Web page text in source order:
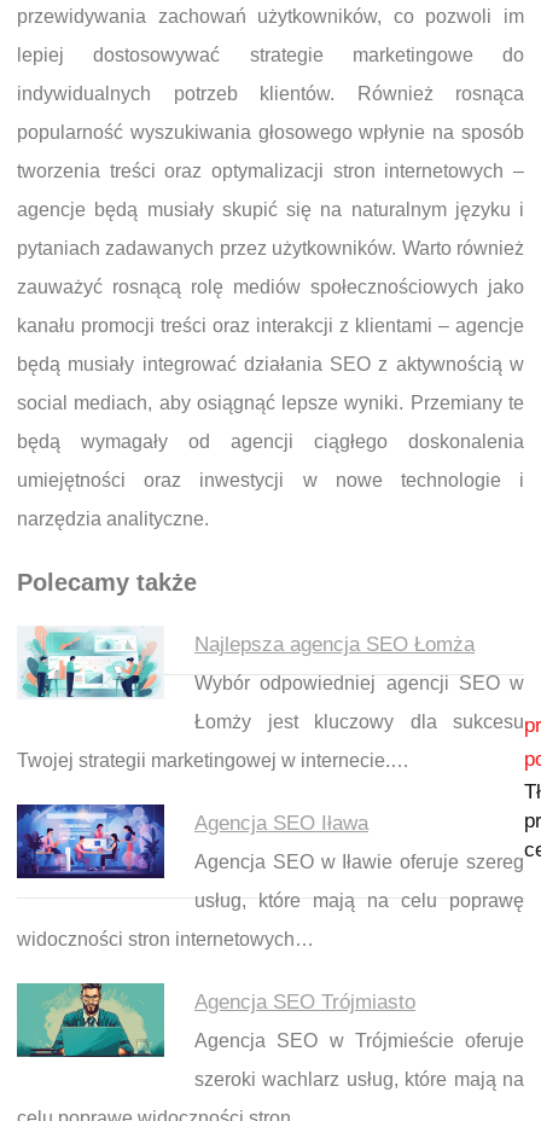
przewidywania zachowań użytkowników, co pozwoli im
lepiej dostosowywać strategie marketingowe do
indywidualnych potrzeb klientów. Również rosnąca
popularność wyszukiwania głosowego wpłynie na sposób
tworzenia treści oraz optymalizacji stron internetowych –
agencje będą musiały skupić się na naturalnym języku i
pytaniach zadawanych przez użytkowników. Warto również
zauważyć rosnącą rolę mediów społecznościowych jako
kanału promocji treści oraz interakcji z klientami – agencje
będą musiały integrować działania SEO z aktywnością w
social mediach, aby osiągnąć lepsze wyniki. Przemiany te
będą wymagały od agencji ciągłego doskonalenia
umiejętności oraz inwestycji w nowe technologie i
narzędzia analityczne.
Polecamy także
Najlepsza agencja SEO Łomża
Wybór odpowiedniej agencji SEO w
Łomży jest kluczowy dla sukcesu
Twojej strategii marketingowej w internecie.…
Agencja SEO Iława
Agencja SEO w Iławie oferuje szereg
usług, które mają na celu poprawę
widoczności stron internetowych…
Agencja SEO Trójmiasto
Agencja SEO w Trójmieście oferuje
szeroki wachlarz usług, które mają na
Nawigacja wpisu